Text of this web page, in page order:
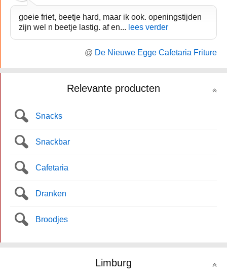
goeie friet, beetje hard, maar ik ook. openingstijden
zijn wel n beetje lastig. af en... lees verder
@ De Nieuwe Egge Cafetaria Friture
Relevante producten
Snacks
Snackbar
Cafetaria
Dranken
Broodjes
Limburg